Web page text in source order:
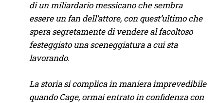
di un miliardario messicano che sembra
essere un fan dell’attore, con quest’ultimo che
spera segretamente di vendere al facoltoso
festeggiato una sceneggiatura a cui sta
lavorando.
La storia si complica in maniera imprevedibile
quando Cage, ormai entrato in confidenza con